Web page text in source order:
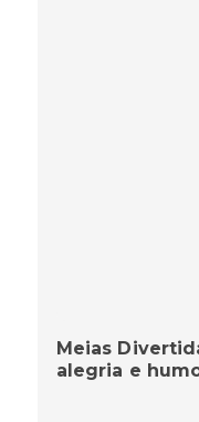
Meias
alegria e